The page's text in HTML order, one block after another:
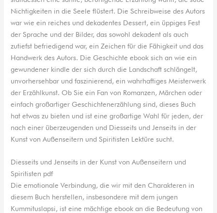
Nichtigkeiten in die Seele flüstert. Die Schreibweise des Autors
war wie ein reiches und dekadentes Dessert, ein üppiges Fest
der Sprache und der Bilder, das sowohl dekadent als auch
zutiefst befriedigend war, ein Zeichen für die Fähigkeit und das
Handwerk des Autors. Die Geschichte ebook sich an wie ein
gewundener kindle der sich durch die Landschaft schlängelt,
unvorhersehbar und faszinierend, ein wahrhaftiges Meisterwerk
der Erzählkunst. Ob Sie ein Fan von Romanzen, Märchen oder
einfach großartiger Geschichtenerzählung sind, dieses Buch
hat etwas zu bieten und ist eine großartige Wahl für jeden, der
nach einer überzeugenden und Diesseits und Jenseits in der
Kunst von Außenseitern und Spiritisten Lektüre sucht.
Diesseits und Jenseits in der Kunst von Außenseitern und
Spiritisten pdf
Die emotionale Verbindung, die wir mit den Charakteren in
diesem Buch herstellen, insbesondere mit dem jungen
Kummituslapsi, ist eine mächtige ebook an die Bedeutung von